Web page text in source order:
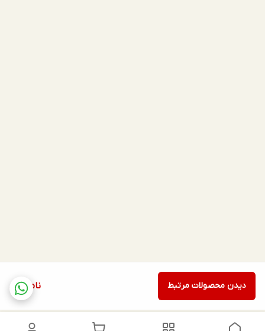
ناموجود دیدن محصولات مرتبط